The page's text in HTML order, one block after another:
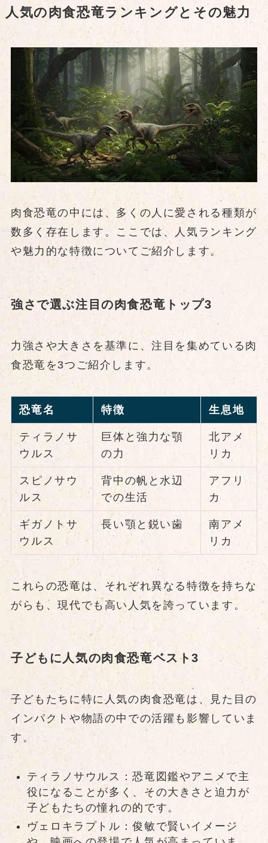
人気の肉食恐竜ランキングとその魅力
肉食恐竜の中には、多くの人に愛される種類が
数多く存在します。ここでは、人気ランキング
や魅力的な特徴についてご紹介します。
強さで選ぶ注目の肉食恐竜トップ3
力強さや大きさを基準に、注目を集めている肉
食恐竜を3つご紹介します。
恐竜名 特徴 生息地
ティラノサ
ウルス
巨体と強力な顎
の力
北アメ
リカ
スピノサウ
ルス
背中の帆と水辺
での生活
アフリ
カ
ギガノトサ
ウルス
長い顎と鋭い歯
南アメ
リカ
これらの恐竜は、それぞれ異なる特徴を持ちな
がらも、現代でも高い人気を誇っています。
子どもに人気の肉食恐竜ベスト3
子どもたちに特に人気の肉食恐竜は、見た目の
インパクトや物語の中での活躍も影響していま
す。
ティラノサウルス：恐竜図鑑やアニメで主
役になることが多く、その大きさと迫力が
子どもたちの憧れの的です。
ヴェロキラプトル：俊敏で賢いイメージ